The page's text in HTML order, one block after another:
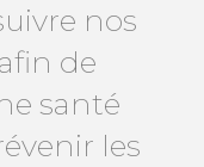
nos
de
santé
les